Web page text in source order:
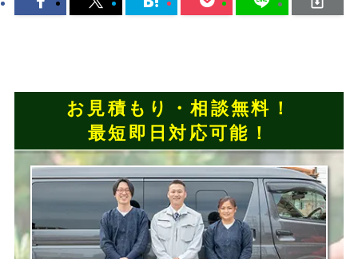
お見積もり・相談無料！
最短即日対応可能！